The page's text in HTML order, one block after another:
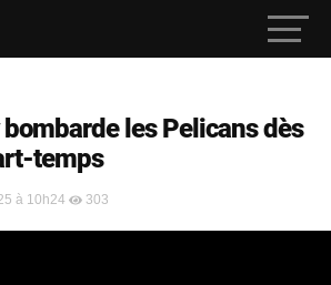
les Pelicans dès
temps
à 10h24 303